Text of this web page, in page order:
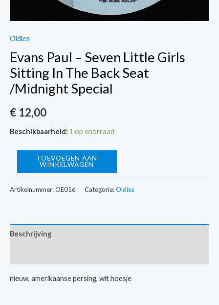
Oldies
Evans Paul – Seven Little Girls
Sitting In The Back Seat
/Midnight Special
€ 12,00
Beschikbaarheid: 1 op voorraad
-
Girls
Sitting
Back
TOEVOEGEN AAN
WINKELWAGEN
Artikelnummer:OE016 Categorie:Oldies
Beschrijving
nieuw, amerikaanse persing, wit hoesje